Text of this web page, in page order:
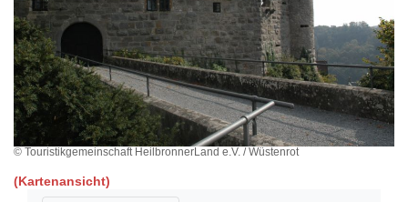
© Touristikgemeinschaft HeilbronnerLand e.V. / Wüstenrot
(Kartenansicht)